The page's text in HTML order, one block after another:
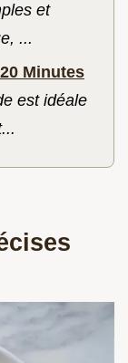
et
...
Minutes
est idéale